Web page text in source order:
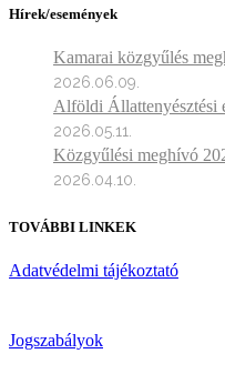
Hírek/események
Kamarai közgyűlés
2026.06.09.
Alföldi Állattenyésztési
2026.05.11.
Közgyűlési meghívó
2026.04.10.
TOVÁBBI LINKEK
Adatvédelmi tájékoztató
Jogszabályok